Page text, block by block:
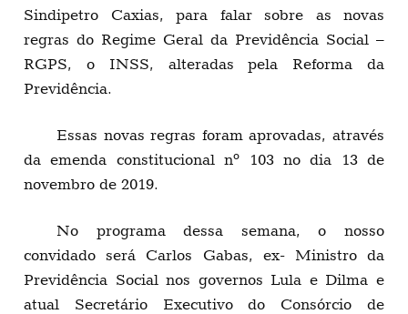
Sindipetro Caxias, para falar sobre as novas
regras do Regime Geral da Previdência Social –
RGPS, o INSS, alteradas pela Reforma da
Previdência.
Essas novas regras foram aprovadas, através
da emenda constitucional nº 103 no dia 13 de
novembro de 2019.
No programa dessa semana, o nosso
convidado será Carlos Gabas, ex- Ministro da
Previdência Social nos governos Lula e Dilma e
atual Secretário Executivo do Consórcio de